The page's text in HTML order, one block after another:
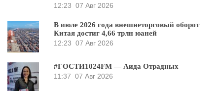
12:23 07 Авг 2026
В июле 2026 года внешнеторговый оборот
Китая достиг 4,66 трлн юаней
12:23 07 Авг 2026
#ГОСТИ1024FM — Аида Отрадных
11:37 07 Авг 2026